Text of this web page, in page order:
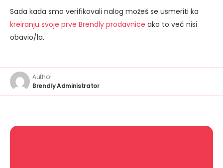
Sada kada smo verifikovali nalog možeš se usmeriti ka
kreiranju svoje prve Brendly prodavnice ako to već nisi
obavio/la.
Author
Brendly Administrator